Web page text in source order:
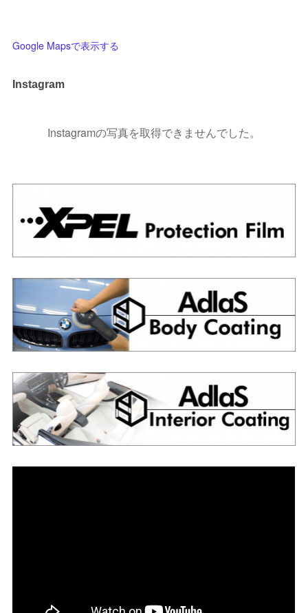
Google Mapsで表示する
Instagram
Instagramの写真を取得できませんでした。